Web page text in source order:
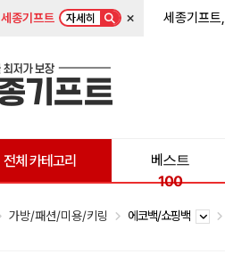
세종기프트 자세히 × 세종기프트,
전체 카테고리
베스트
100
가방/패션/미용/키링 에코백/쇼핑백